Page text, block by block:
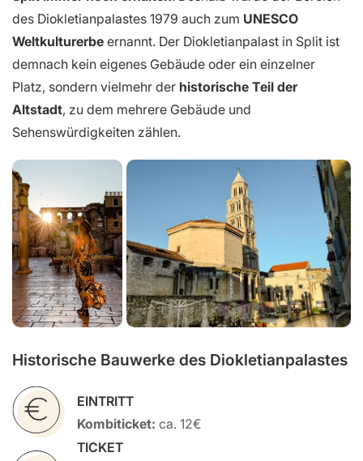
des Diokletianpalastes 1979 auch zum UNESCO
Weltkulturerbe ernannt. Der Diokletianpalast in Split ist
demnach kein eigenes Gebäude oder ein einzelner
Platz, sondern vielmehr der historische Teil der
Altstadt, zu dem mehrere Gebäude und
Sehenswürdigkeiten zählen.
Historische Bauwerke des Diokletianpalastes
EINTRITT
Kombiticket: ca. 12€
TICKET